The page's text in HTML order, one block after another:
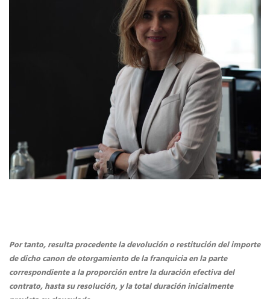
Por tanto, resulta procedente la devolución o restitución del importe
de dicho canon de otorgamiento de la franquicia en la parte
correspondiente a la proporción entre la duración efectiva del
contrato, hasta su resolución, y la total duración inicialmente